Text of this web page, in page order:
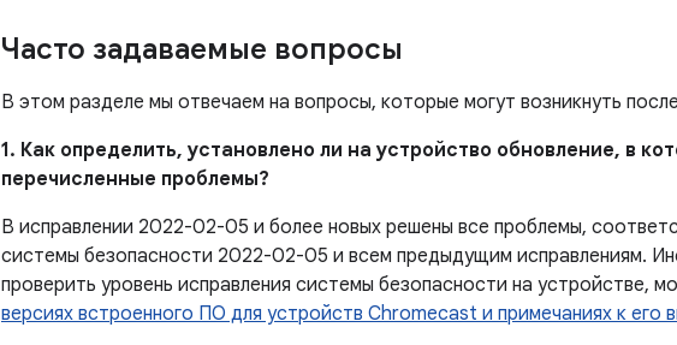
Часто задаваемые вопросы
В этом разделе мы отвечаем на вопросы, которые могут возникнуть
1. Как определить, установлено ли на устройство обновление, в
перечисленные проблемы?
В исправлении 2022-02-05 и более новых решены все проблемы,
системы безопасности 2022-02-05 и всем предыдущим исправлениям.
проверить уровень исправления системы безопасности на устройстве,
версиях встроенного ПО для устройств Chromecast и примечаниях к его